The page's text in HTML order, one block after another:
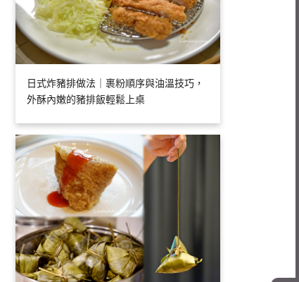
日式炸豬排做法｜裹粉順序與油溫技巧，
外酥內嫩的豬排飯輕鬆上桌